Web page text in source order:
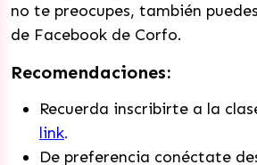
no te preocupes, también
de Facebook de Corfo.
Recomendaciones:
Recuerda inscribirte a la
link.
De preferencia conéctate